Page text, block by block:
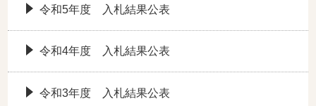
令和5年度 入札結果公表
令和4年度 入札結果公表
令和3年度 入札結果公表